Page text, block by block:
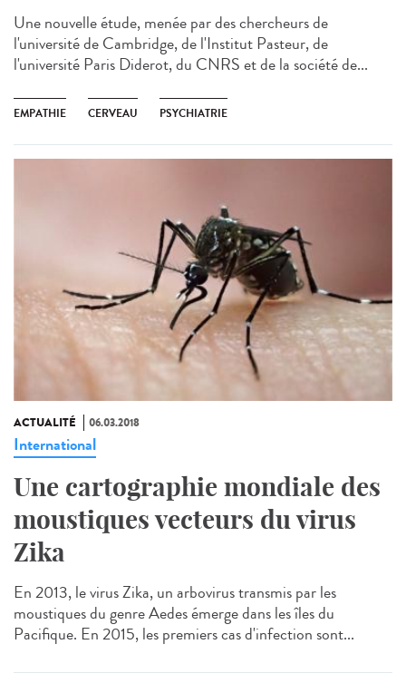
Une nouvelle étude, menée par des chercheurs de
l'université de Cambridge, de l'Institut Pasteur, de
l'université Paris Diderot, du CNRS et de la société de...
EMPATHIE CERVEAU PSYCHIATRIE
ACTUALITÉ 06.03.2018
International
Une cartographie mondiale des
moustiques vecteurs du virus
Zika
En 2013, le virus Zika, un arbovirus transmis par les
moustiques du genre Aedes émerge dans les îles du
Pacifique. En 2015, les premiers cas d'infection sont...